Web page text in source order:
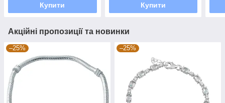
Купити Купити
Акційні пропозиції та новинки
–25% –25%